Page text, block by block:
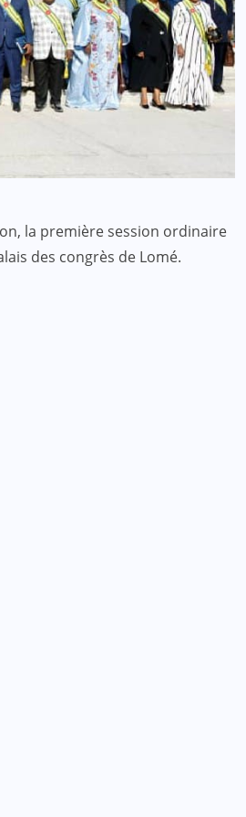
la première session ordinaire
des congrès de Lomé.
CULTURE SPORT
: Une présence